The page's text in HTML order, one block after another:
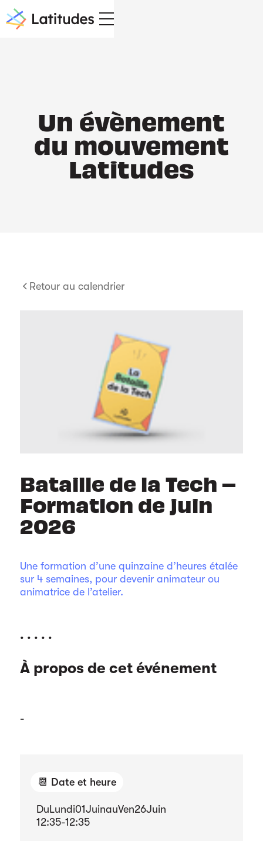
Un évènement
du mouvement
Latitudes
Retour au calendrier
Bataille de la Tech –
Formation de juin
2026
Une formation d’une quinzaine d’heures étalée
sur 4 semaines, pour devenir animateur ou
animatrice de l’atelier.
. . . . .
À propos de cet événement
-
📆 Date et heure
Du Lundi01JuinauVen26Juin
12:35-12:35